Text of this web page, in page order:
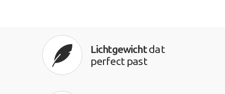
Lichtgewichtdat
perfect past